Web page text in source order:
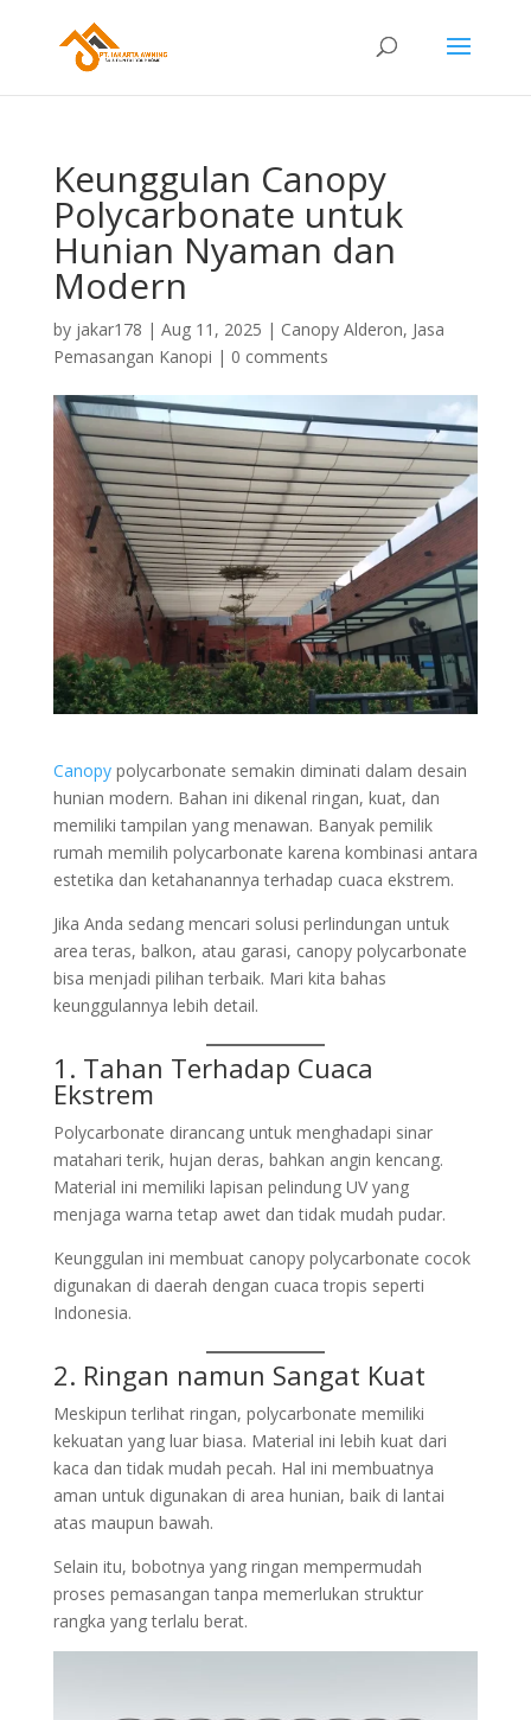
Keunggulan Canopy
Polycarbonate untuk
Hunian Nyaman dan
Modern
by jakar178 | Aug 11, 2025 | Canopy Alderon, Jasa
Pemasangan Kanopi | 0 comments
Canopypolycarbonate semakin diminati dalam desain
hunian modern. Bahan ini dikenal ringan, kuat, dan
memiliki tampilan yang menawan. Banyak pemilik
rumah memilih polycarbonate karena kombinasi antara
estetika dan ketahanannya terhadap cuaca ekstrem.
Jika Anda sedang mencari solusi perlindungan untuk
area teras, balkon, atau garasi, canopy polycarbonate
bisa menjadi pilihan terbaik. Mari kita bahas
keunggulannya lebih detail.
1. Tahan Terhadap Cuaca
Ekstrem
Polycarbonate dirancang untuk menghadapi sinar
matahari terik, hujan deras, bahkan angin kencang.
Material ini memiliki lapisan pelindung UV yang
menjaga warna tetap awet dan tidak mudah pudar.
Keunggulan ini membuat canopy polycarbonate cocok
digunakan di daerah dengan cuaca tropis seperti
Indonesia.
2. Ringan namun Sangat Kuat
Meskipun terlihat ringan, polycarbonate memiliki
kekuatan yang luar biasa. Material ini lebih kuat dari
kaca dan tidak mudah pecah. Hal ini membuatnya
aman untuk digunakan di area hunian, baik di lantai
atas maupun bawah.
Selain itu, bobotnya yang ringan mempermudah
proses pemasangan tanpa memerlukan struktur
rangka yang terlalu berat.